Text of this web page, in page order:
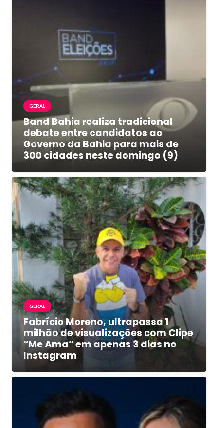
GERAL
Band Bahia realiza tradicional
debate entre candidatos ao
Governo da Bahia para mais de
300 cidades neste domingo (9)
GERAL
Fabrício Moreno, ultrapassa 1
milhão de visualizações com Clipe
“Me Ama” em apenas 3 dias no
Instagram